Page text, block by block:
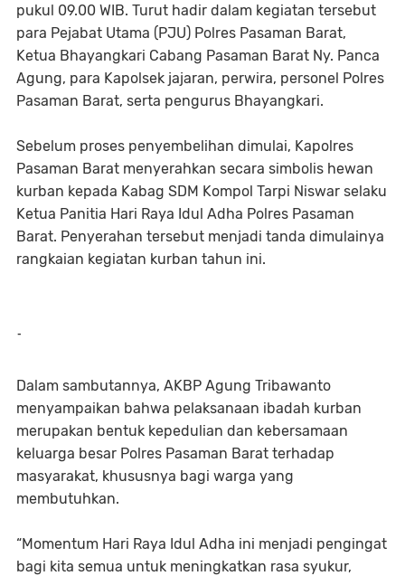
pukul 09.00 WIB. Turut hadir dalam kegiatan tersebut
para Pejabat Utama (PJU) Polres Pasaman Barat,
Ketua Bhayangkari Cabang Pasaman Barat Ny. Panca
Agung, para Kapolsek jajaran, perwira, personel Polres
Pasaman Barat, serta pengurus Bhayangkari.
Sebelum proses penyembelihan dimulai, Kapolres
Pasaman Barat menyerahkan secara simbolis hewan
kurban kepada Kabag SDM Kompol Tarpi Niswar selaku
Ketua Panitia Hari Raya Idul Adha Polres Pasaman
Barat. Penyerahan tersebut menjadi tanda dimulainya
rangkaian kegiatan kurban tahun ini.
-
Dalam sambutannya, AKBP Agung Tribawanto
menyampaikan bahwa pelaksanaan ibadah kurban
merupakan bentuk kepedulian dan kebersamaan
keluarga besar Polres Pasaman Barat terhadap
masyarakat, khususnya bagi warga yang
membutuhkan.
“Momentum Hari Raya Idul Adha ini menjadi pengingat
bagi kita semua untuk meningkatkan rasa syukur,